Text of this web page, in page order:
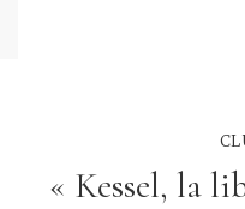
« Kessel, la